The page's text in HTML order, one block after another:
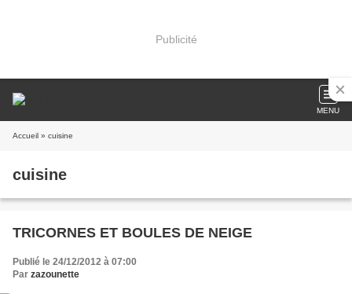
Publicité
MENU
Accueil » cuisine
cuisine
TRICORNES ET BOULES DE NEIGE
Publié le 24/12/2012 à 07:00
Par zazounette